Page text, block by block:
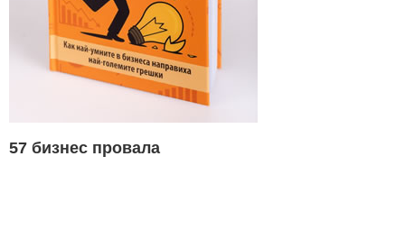
57 бизнес провала